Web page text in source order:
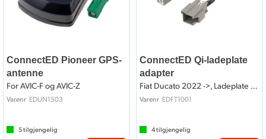
ConnectED Pioneer GPS-
antenne
For AVIC-F og AVIC-Z
Varenr EDUN1503
5tilgjengelig
ConnectED Qi-ladeplate
adapter
Fiat Ducato 2022 ->, Ladeplate adapter
Varenr EDFT1001
4tilgjengelig